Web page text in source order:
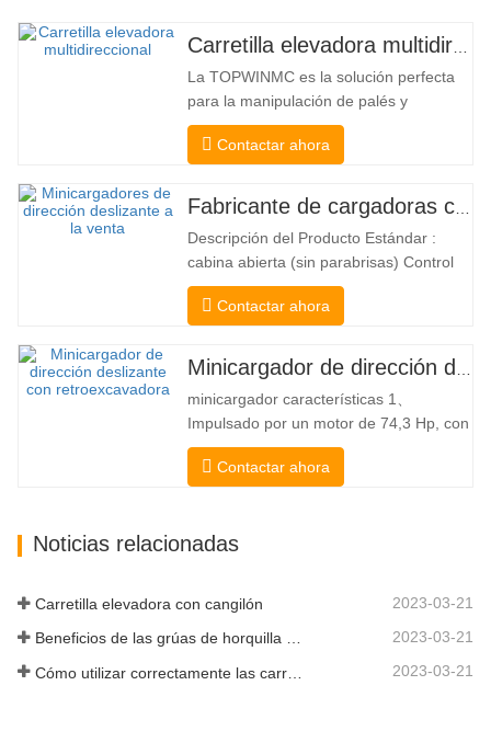
La TOPWINMC es la solución perfecta
para la manipulación de palés y
mercancías largas. Una auténtica
carretilla elevadora dos en uno que
elevadora y una de carga lateral. Su
silencioso y ecológico motor eléctrico y
la innovadora dirección HX de 360°
permiten…
Contactar ahora
Descripción del Producto Estándar :
cabina abierta (sin parabrisas) Control
Mecánico Acoplador y enganche rápido
tipo Bobcat Bomba hidráulica
Motor Válvula multifuncional de Italia
Sistema de nivelación automática Freno
hidráulico Cucharón estándar El
cargador…
Contactar ahora
minicargador características 1、
Impulsado por un motor de 74,3 Hp, con
una fuerza de arranque del cucharón
excepcional de 3350 kg y una capacidad
nuevo nivel. El nuevo modelo de flujo
Contactar ahora
Noticias relacionadas
Carretilla elevadora con cangilón 2023-03-21
Beneficios de las grúas de horquilla elevadora 2023-03-21
2023-03-21